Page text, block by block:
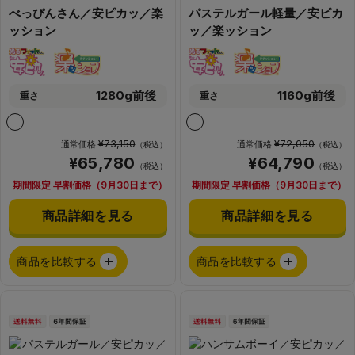
べっぴんさん／安ピカッ／楽
ッション
重さ 1280g前後
通常価格¥73,150（税込）
¥65,780 （税込）
期間限定 早割価格（9月30日まで）
商品詳細を見る
商品を比較する
パステルガール軽量／安ピカ
ッ／楽ッション
重さ 1160g前後
通常価格 ¥72,050 （税込）
¥64,790 （税込）
期間限定 早割価格（9月30日まで）
商品詳細を見る
商品を比較する